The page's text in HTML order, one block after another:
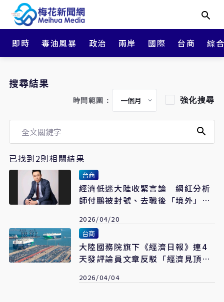
即時 毒油風暴 政治 兩岸 國際 台商 綜
搜尋結果
時間範圍： 強化搜尋
已找到2則相關結果
台商
經濟低迷大陸收緊言論 網紅分析
師付鵬被封號、去職後「境外」任
2026/04/20
台商
大陸國務院旗下《經濟日報》連4
天發評論員文章反駁「經濟見頂
2026/04/04